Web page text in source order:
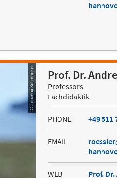
© Johanna Schmücker Prof. Dr.
Professors
Fachdidaktik
PHONE +49 511
EMAIL roessler
WEB Prof.